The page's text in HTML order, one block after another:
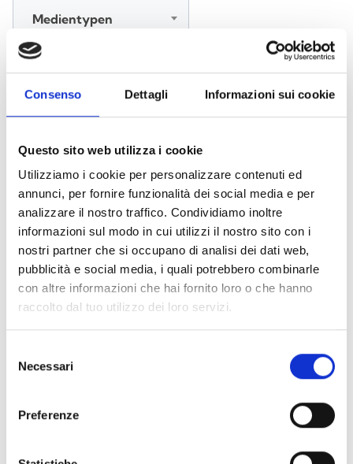
Consenso Dettagli Informazioni sui cookie
Questo sito web utilizza i cookie
Utilizziamo i cookie per personalizzare contenuti ed
annunci, per fornire funzionalità dei social media e per
analizzare il nostro traffico. Condividiamo inoltre
informazioni sul modo in cui utilizzi il nostro sito con i
nostri partner che si occupano di analisi dei dati web,
pubblicità e social media, i quali potrebbero combinarle
con altre informazioni che hai fornito loro o che hanno
raccolto dal tuo utilizzo dei loro servizi.
delNecessari
Preferenze
Zubehör für EB00-Meldersockel - Materialien(47)
Dokumente (6992)
Alle auswählen
Melden Sie sich an, bevor Sie Inhalte über das Symbol
herunterladen lock
Medientypen